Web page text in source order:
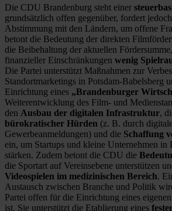
Die CDU Brandenburg steht einer
grundsätzlich offen gegenüber, fordert
Abstimmung mit den Ländern, um offene
betont die Bedeutung der direkten
die Beibehaltung der aktuellen
finanzieller Einschränkungen wenig
Die Partei unterstützt Maßnahmen zur
Standortmarketings in Potsdam-Babelsberg
Einrichtung eines „Brandenburger
Weiterentwicklung des Film- und
den Ausbau der digitalen Infrastruktur,
bürokratischer Hürden (z. B. durch
Gewerbeanmeldungen) und die Schaffung
ein, um Startups und kleine Unternehmen in
stärken. Zudem betont die CDU die
die Sportart auf Vereinsebene unterstützen
Videospielen im medizinischen Bereich.
Austausch zwischen Branche und Politik
Partei offen für die Einrichtung eines
ist. Sie unterstützt die Etablierung eines